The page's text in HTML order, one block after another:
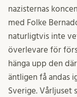
nazisternas
med Folke
naturligtvis inte
överlevare för
hänga upp den
äntligen få andas
Sverige. Vårljuset